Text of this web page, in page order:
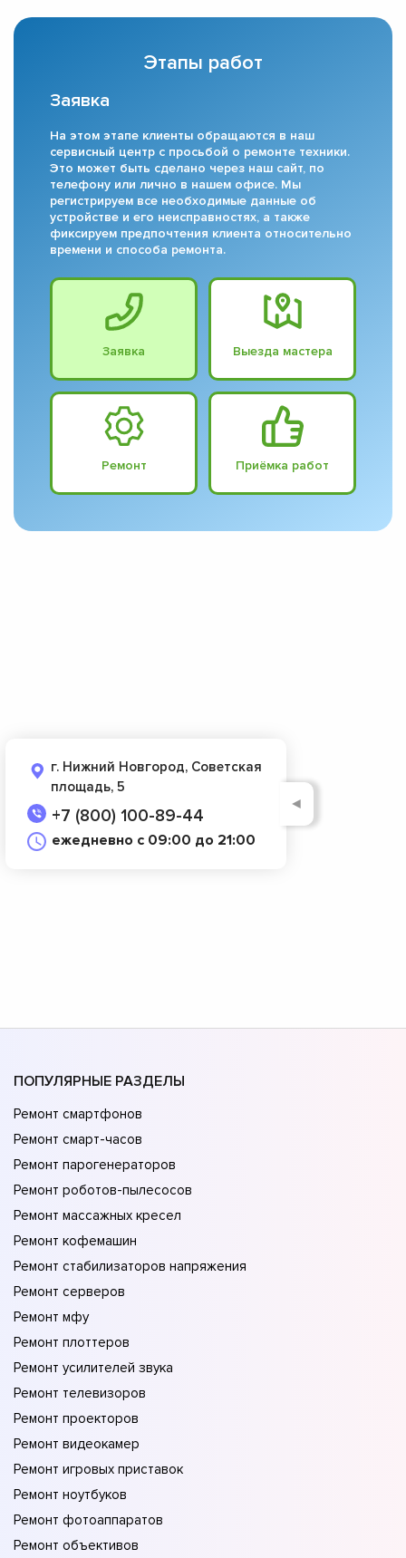
Этапы работ
Заявка
На этом этапе клиенты обращаются в наш
сервисный центр с просьбой о ремонте техники.
Это может быть сделано через наш сайт, по
телефону или лично в нашем офисе. Мы
регистрируем все необходимые данные об
устройстве и его неисправностях, а также
фиксируем предпочтения клиента относительно
времени и способа ремонта.
Заявка Выезда мастера
Ремонт Приёмка работ
г. Нижний Новгород, Советская
площадь, 5
+7 (800) 100-89-44
ежедневно с 09:00 до 21:00
◄
ПОПУЛЯРНЫЕ РАЗДЕЛЫ
Ремонт смартфонов
Ремонт смарт-часов
Ремонт парогенераторов
Ремонт роботов-пылесосов
Ремонт массажных кресел
Ремонт кофемашин
Ремонт стабилизаторов напряжения
Ремонт серверов
Ремонт мфу
Ремонт плоттеров
Ремонт усилителей звука
Ремонт телевизоров
Ремонт проекторов
Ремонт видеокамер
Ремонт игровых приставок
Ремонт ноутбуков
Ремонт фотоаппаратов
Ремонт объективов